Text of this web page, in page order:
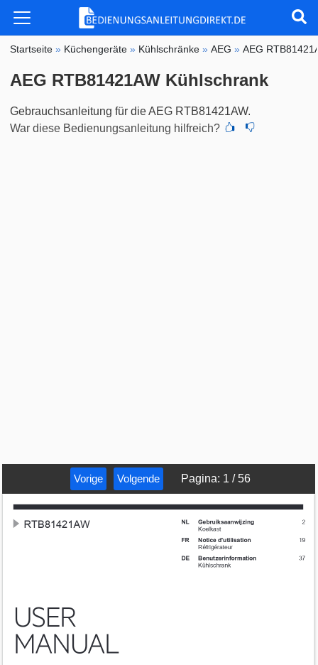
Startseite » Küchengeräte » Kühlschränke »AEG »AEG
AEG RTB81421AW Kühlschrank
Gebrauchsanleitung für die AEG RTB81421AW.
War diese Bedienungsanleitung hilfreich?
Vorige Volgende Pagina: 1 /56